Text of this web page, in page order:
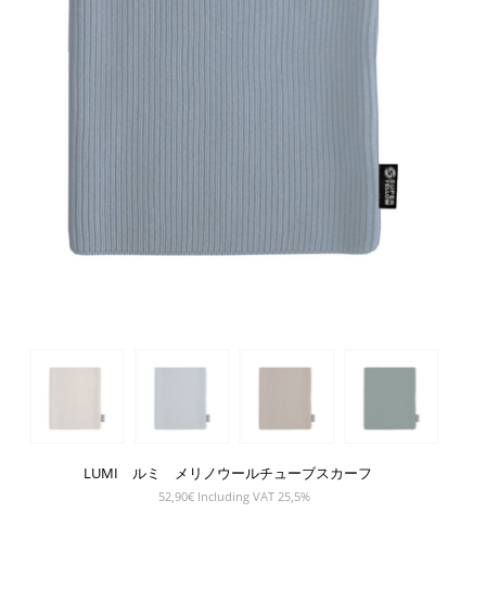
LUMI ルミ メリノウールチューブスカーフ
52,90€ Including VAT 25,5%